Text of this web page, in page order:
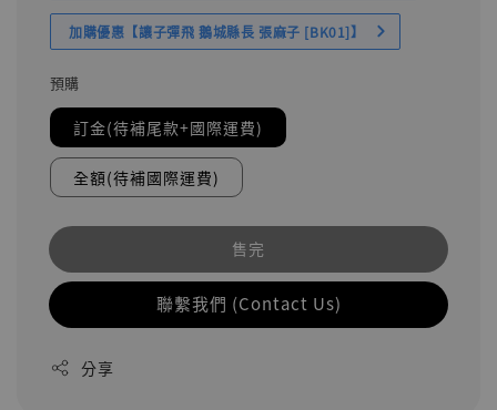
加購優惠【讓子彈飛 鵝城縣長 張麻子 [BK01]】
預購
訂金(待補尾款+國際運費)
全額(待補國際運費)
售完
聯繫我們 (Contact Us)
分享